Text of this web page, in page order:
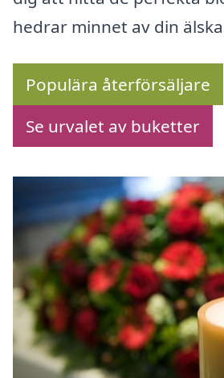
hedrar minnet av din
Populära återförsäljare
Se urvalet av buketter